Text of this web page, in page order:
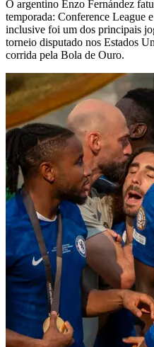
O argentino Enzo Fernández
temporada: Conference League
inclusive foi um dos principais
torneio disputado nos Estados
corrida pela Bola de Ouro.